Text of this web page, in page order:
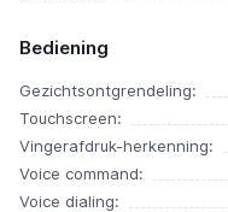
Bediening
Gezichtsontgrendeling:
Touchscreen:
Vingerafdruk-herkenning:
Voice command:
Voice dialing: